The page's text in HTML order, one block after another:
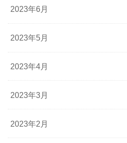
2023年6月
2023年5月
2023年4月
2023年3月
2023年2月